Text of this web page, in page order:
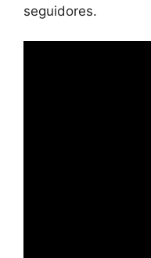
seguidores.